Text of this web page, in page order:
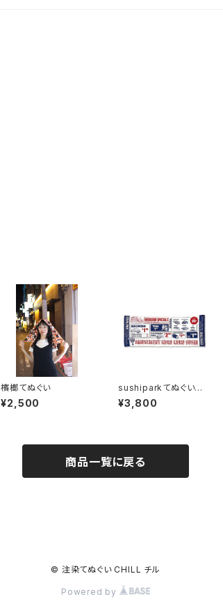
檳榔てぬぐい
¥2,500
sushiparkてぬぐい
ツナレッド コップ付
¥3,800
商品一覧に戻る
© 注染てぬぐい CHILL チル
Powered by